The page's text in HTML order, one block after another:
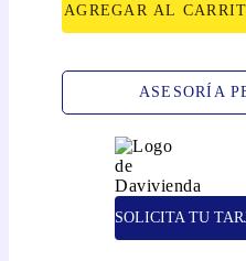
AGREGAR AL
ASESORÍA
SOLICITA TU